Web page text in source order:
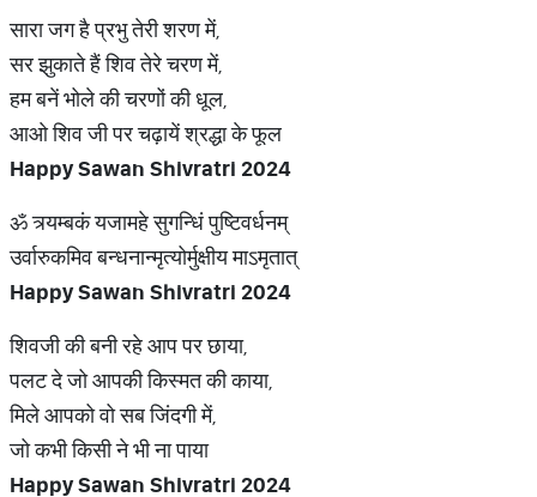
सारा जग है प्रभु तेरी शरण में,
सर झुकाते हैं शिव तेरे चरण में,
हम बनें भोले की चरणों की धूल,
आओ शिव जी पर चढ़ायें श्रद्धा के फूल
Happy Sawan Shivratri 2024
ॐ त्र्यम्बकं यजामहे सुगन्धिं पुष्टिवर्धनम्
उर्वारुकमिव बन्धनान्मृत्योर्मुक्षीय माऽमृतात्
Happy Sawan Shivratri 2024
शिवजी की बनी रहे आप पर छाया,
पलट दे जो आपकी किस्मत की काया,
मिले आपको वो सब जिंदगी में,
जो कभी किसी ने भी ना पाया
Happy Sawan Shivratri 2024